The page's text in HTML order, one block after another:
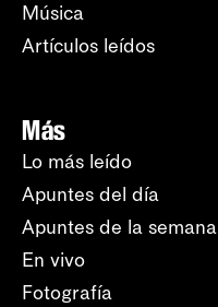
Música
Artículos leídos
Más
Lo más leído
Apuntes del día
Apuntes de la semana
En vivo
Fotografía